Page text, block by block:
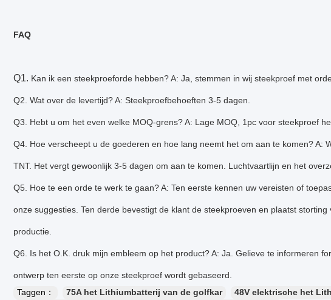
FAQ
Q1. Kan ik een steekproeforde hebben? A: Ja, stemmen in wij steekproef met
Q2. Wat over de levertijd? A: Steekproefbehoeften 3-5 dagen.
Q3. Hebt u om het even welke MOQ-grens? A: Lage MOQ, 1pc voor steekproef
Q4. Hoe verscheept u de goederen en hoe lang neemt het om aan te komen? A:
TNT. Het vergt gewoonlijk 3-5 dagen om aan te komen. Luchtvaartlijn en het
Q5. Hoe te een orde te werk te gaan? A: Ten eerste kennen uw vereisten of
onze suggesties. Ten derde bevestigt de klant de steekproeven en plaatst
productie.
Q6. Is het O.K. druk mijn embleem op het product? A: Ja. Gelieve te informeren
ontwerp ten eerste op onze steekproef wordt gebaseerd.
Taggen：
75A het Lithiumbatterij van de golfkar
48V elektrische het